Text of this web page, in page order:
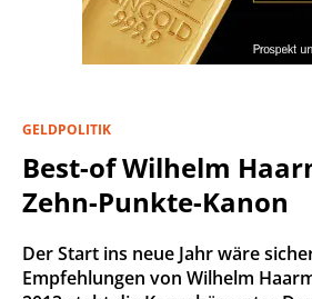
GELDPOLITIK
Best-of Wilhelm
Zehn-Punkte-Kanon
Der Start ins neue Jahr wäre
Empfehlungen von Wilhelm